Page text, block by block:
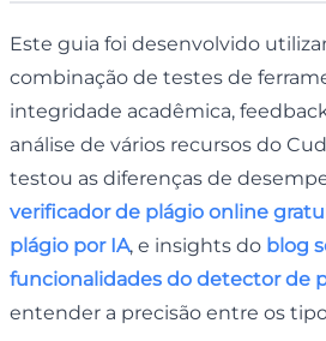
Este guia foi desenvolvido
combinação de testes de
integridade acadêmica,
análise de vários recursos do
testou as diferenças de
verificador de plágio online
plágio por IA, e insights do blog
funcionalidades do detector de
entender a precisão entre os